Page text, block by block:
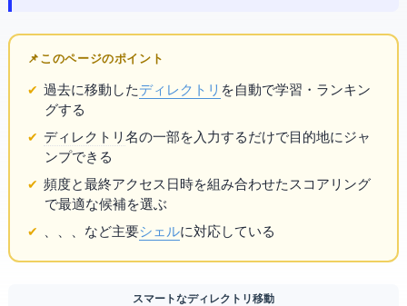
📌 このページのポイント
過去に移動したディレクトリ を自動で学習・ランキン
グする
ディレクトリ名の一部を入力するだけで目的地にジャ
ンプできる
頻度と最終アクセス日時を組み合わせたスコアリング
で最適な候補を選ぶ
bash、zsh、fish、 など主要シェルに対応している
zoxide — スマートなディレクトリ移動